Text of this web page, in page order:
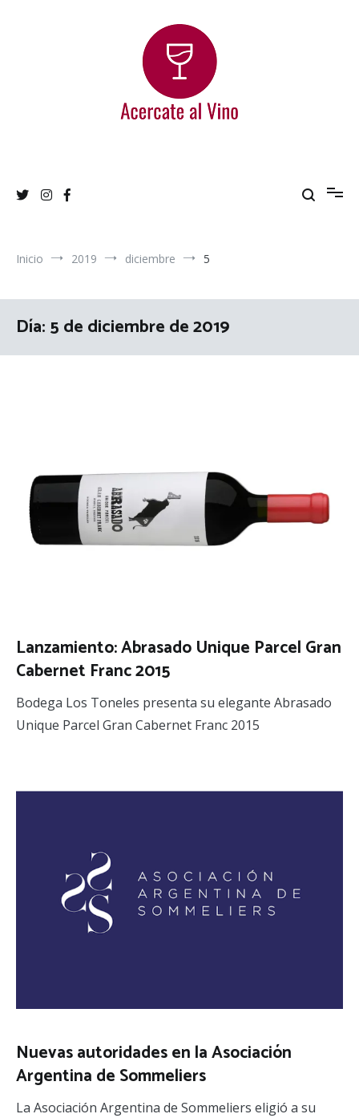
Inicio 2019 diciembre 5
Día:5 de diciembre de 2019
Lanzamiento: Abrasado Unique Parcel Gran
Cabernet Franc 2015
Bodega Los Toneles presenta su elegante Abrasado
Unique Parcel Gran Cabernet Franc 2015
Nuevas autoridades en la Asociación
Argentina de Sommeliers
La Asociación Argentina de Sommeliers eligió a su